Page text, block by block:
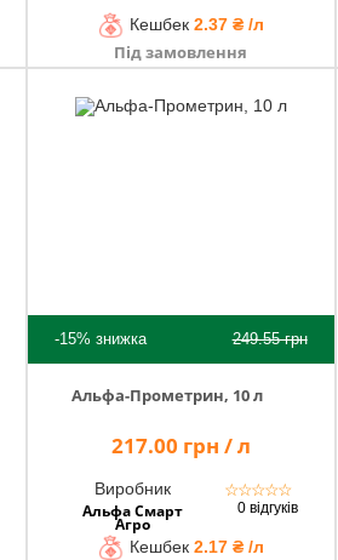
Кешбек 2.37 ₴ /л
Під замовлення
-15% знижка 249.55грн
Альфа-Прометрин, 10 л
217.00 грн / л
Виробник
Альфа Смарт
Агро
☆☆☆☆☆
0 відгуків
Кешбек 2.17 ₴ /л